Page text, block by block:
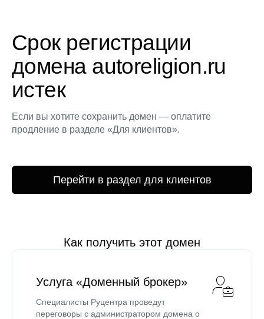
Срок регистрации
домена autoreligion.ru
истек
Если вы хотите сохранить домен — оплатите
продление в разделе «Для клиентов».
Перейти в раздел для клиентов
Как получить этот домен
Услуга «Доменный брокер»
Специалисты Руцентра проведут
переговоры с администратором домена о